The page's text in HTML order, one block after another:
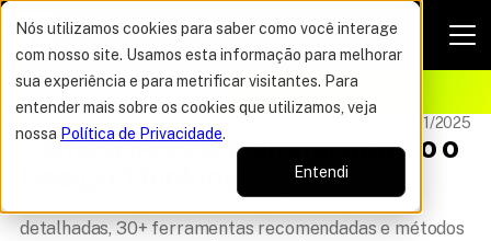
Nós utilizamos cookies para saber como você interage
com nosso site. Usamos esta informação para melhorar
sua experiência e para metrificar visitantes. Para
entender mais sobre os cookies que utilizamos, veja
nossa Política de Privacidade.
Entendi
OFERTA DO ANO VAGAS POR TEMPO LIMITADO
Atualizado 04/11/2025
Como a IA está transformando o
Aprenda a integrar IA ao Design Thinking: 6 fases
detalhadas, 30+ ferramentas recomendadas e métodos